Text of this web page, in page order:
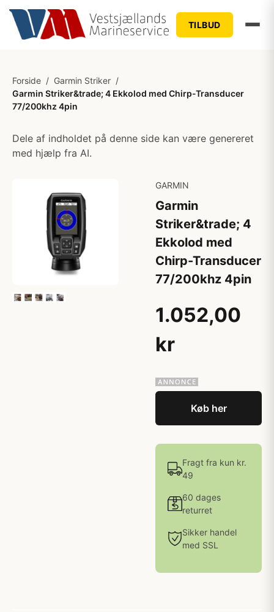
TILBUD
Forside / Garmin Striker /
Garmin Striker&trade; 4 Ekkolod med Chirp-Transducer
77/200khz 4pin
Dele af indholdet på denne side kan være genereret
med hjælp fra AI.
GARMIN
Garmin
Striker&trade; 4
Ekkolod med
Chirp-Transducer
77/200khz 4pin
1.052,00
kr
Køb her
Fragt fra kun kr.
49
60 dages
returret
Sikker handel
med SSL